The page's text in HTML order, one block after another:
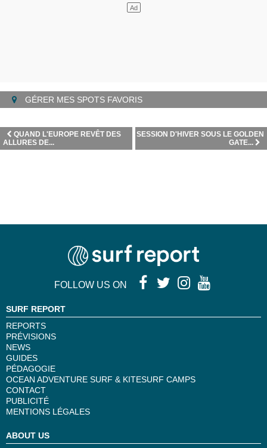
GÉRER MES SPOTS FAVORIS
SESSION D'HIVER SOUS LE GOLDEN
GATE...
QUAND L'EUROPE REVÊT DES
ALLURES DE...
FOLLOW US ON
SURF REPORT
REPORTS
PRÉVISIONS
NEWS
GUIDES
PÉDAGOGIE
OCEAN ADVENTURE SURF & KITESURF CAMPS
CONTACT
PUBLICITÉ
MENTIONS LÉGALES
ABOUT US